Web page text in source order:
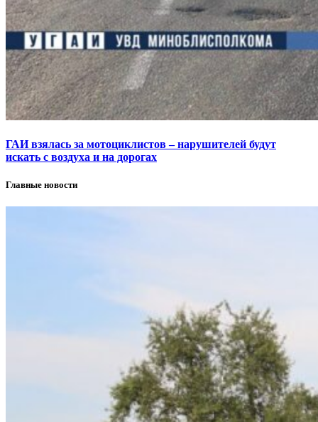
ГАИ взялась за мотоциклистов – нарушителей будут
искать с воздуха и на дорогах
Главные новости